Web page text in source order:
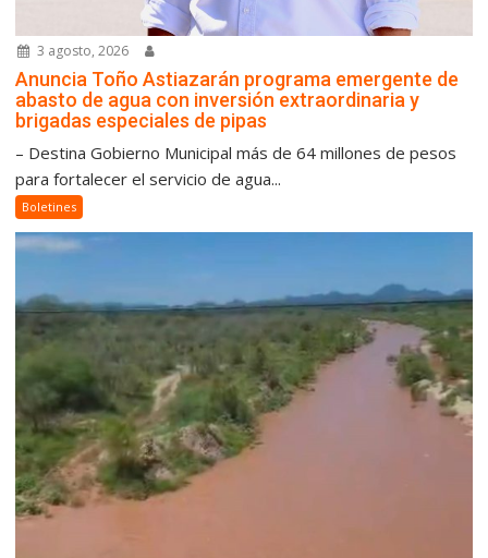
3 agosto, 2026
Anuncia Toño Astiazarán programa emergente de
abasto de agua con inversión extraordinaria y
brigadas especiales de pipas
– Destina Gobierno Municipal más de 64 millones de pesos
para fortalecer el servicio de agua...
Boletines